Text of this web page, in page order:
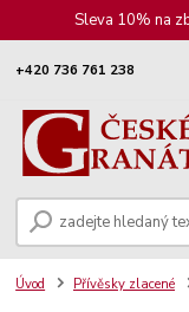
Sleva 10% na
+420 736 761 238
Úvod Přívěsky zlacené